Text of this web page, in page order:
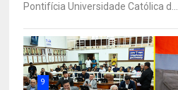
Pontifícia Universidade Católica d...
9